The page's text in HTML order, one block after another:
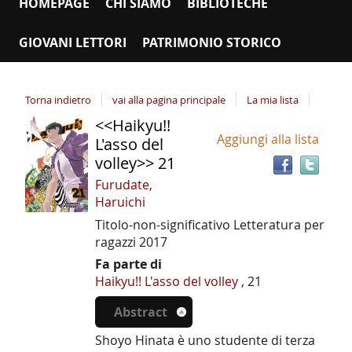
GIOVANI LETTORI PATRIMONIO STORICO
Torna indietro vai alla pagina principale La mia lista
Dettaglio
del
documento
Aggiungi alla lista
<<Haikyu!!
L'asso del
volley>> 21
Furudate,
Haruichi
Titolo-non-significativo Letteratura per
ragazzi 2017
Fa parte di
Haikyu!! L'asso del volley, 21
Abstract
Shoyo Hinata è uno studente di terza